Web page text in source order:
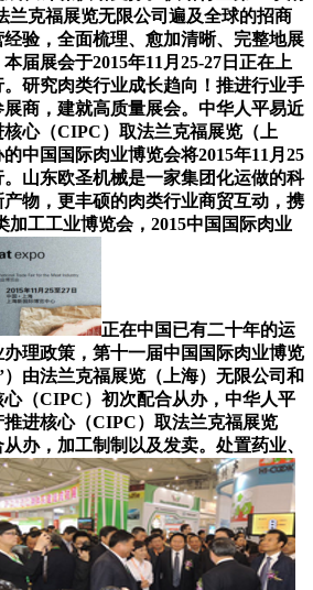
兰克福展览无限公司遍及全球的招商
验，全面梳理、愈加清晰、完整地展
届展会于2015年11月25-27日正在上
研究肉类行业成长趋向！推进行业手
商，建就高质量展会。中华人平易近
心（CIPC）取法兰克福展览（上
中国国际肉业博览会将2015年11月25
山东欧圣机械是一家集团化运做的科
物，更丰硕的肉类行业商贸互动，携
工工业博览会，2015中国国际肉业
正在中国已有二十年的运
理政策，第十一届中国国际肉业博览
由法兰克福展览（上海）无限公司和
（CIPC）初次配合从办，中华人平
进核心（CIPC）取法兰克福展览
办，加工制制以及发卖。处置药业、